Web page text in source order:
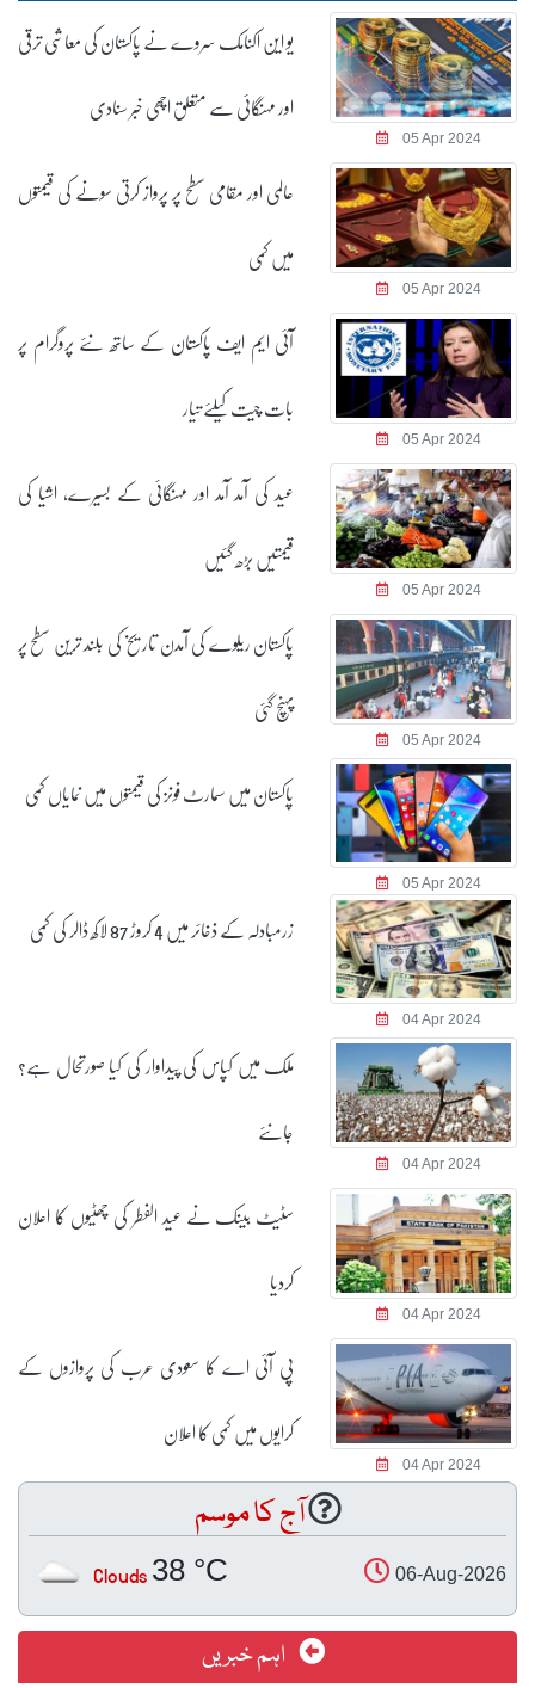
05 Apr 2024
یو این اکنامک سروے نے پاکستان کی معاشی ترقی
اور مہنگائی سے متعلق اچھی خبر سنادی
05 Apr 2024
عالمی اور مقامی سطح پر پرواز کرتی سونے کی قیمتوں
میں کمی
05 Apr 2024
آئی ایم ایف پاکستان کے ساتھ نئے پروگرام پر
بات چیت کیلئے تیار
05 Apr 2024
عید کی آمد آمد اور مہنگائی کے بسیرے، اشیا کی
قیمتیں بڑھ گئیں
05 Apr 2024
پاکستان ریلوے کی آمدن تاریخ کی بلند ترین سطح پر
پہنچ گئی
05 Apr 2024
پاکستان میں سمارٹ فونز کی قیمتوں میں نمایاں کمی
04 Apr 2024
زرمبادلہ کے ذخائر میں 4 کروڑ 87 لاکھ ڈالر کی کمی
04 Apr 2024
ملک میں کپاس کی پیداوار کی کیا صورتحال ہے؟
جانئے
04 Apr 2024
سٹیٹ بینک نے عید الفطر کی چھٹیوں کا اعلان
کردیا
04 Apr 2024
پی آئی اے کا سعودی عرب کی پروازوں کے
کرایوں میں کمی کا اعلان
آج کا موسم
06-Aug-2026
38 °C
Clouds
اہم خبریں